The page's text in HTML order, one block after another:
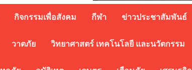
กิจกรรมเพื่อสังคม กีฬา ข่าวประชาสัมพันธ์
วาตภัย วิทยาศาสตร์ เทคโนโลยี และนวัตกรรม